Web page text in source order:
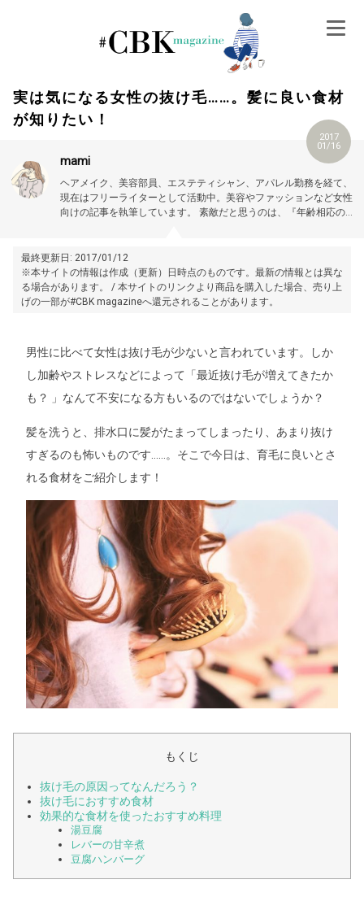
実は気になる女性の抜け毛……。髪に良い食材
が知りたい！
2017
01/16
mami
ヘアメイク、美容部員、エステティシャン、アパレル勤務を経て、
現在はフリーライターとして活動中。美容やファッションなど女性
向けの記事を執筆しています。
素敵だと思うのは、『年齢相応の美
最終更新日: 2017/01/12
※本サイトの情報は作成（更新）日時点のものです。最新の情報とは異な
る場合があります。 / 本サイトのリンクより商品を購入した場合、売り上
げの一部が#CBK magazineへ還元されることがあります。
男性に比べて女性は抜け毛が少ないと言われています。しか
し加齢やストレスなどによって「最近抜け毛が増えてきたか
も？ 」なんて不安になる方もいるのではないでしょうか？
髪を洗うと、排水口に髪がたまってしまったり、あまり抜け
すぎるのも怖いものです……。そこで今日は、育毛に良いとさ
れる食材をご紹介します！
もくじ
抜け毛の原因ってなんだろう？
抜け毛におすすめ食材
効果的な食材を使ったおすすめ料理
湯豆腐
レバーの甘辛煮
豆腐ハンバーグ